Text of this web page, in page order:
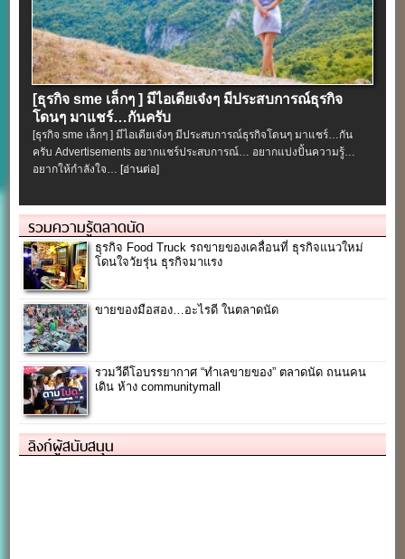
[ธุรกิจ sme เล็กๆ ] มีไอเดียเจ๋งๆ มีประสบการณ์ธุรกิจ
โดนๆ มาแชร์…กันครับ
[ธุรกิจ sme เล็กๆ ] มีไอเดียเจ๋งๆ มีประสบการณ์ธุรกิจโดนๆ มาแชร์…กัน
ครับ Advertisements อยากแชร์ประสบการณ์… อยากแบ่งปั้นความรู้…
อยากให้กำลังใจ… [อ่านต่อ]
รวมความรู้ตลาดนัด
ธุรกิจ Food Truck รถขายของเคลื่อนที่ ธุรกิจแนวใหม่
โดนใจวัยรุ่น ธุรกิจมาแรง
ขายของมือสอง…อะไรดี ในตลาดนัด
รวมวีดีโอบรรยากาศ “ทำเลขายของ” ตลาดนัด ถนนคน
เดิน ห้าง communitymall
ลิงก์ผู้สนับสนุน